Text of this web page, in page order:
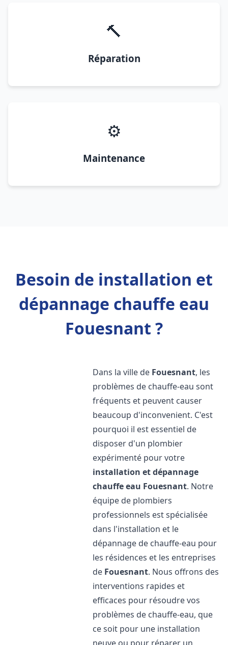
🔨
Réparation
⚙️
Maintenance
Besoin de installation et
dépannage chauffe eau
Fouesnant ?
Dans la ville de Fouesnant, les
problèmes de chauffe-eau sont
fréquents et peuvent causer
beaucoup d'inconvenient. C'est
pourquoi il est essentiel de
disposer d'un plombier
expérimenté pour votre
installation et dépannage
chauffe eau Fouesnant. Notre
équipe de plombiers
professionnels est spécialisée
dans l'installation et le
dépannage de chauffe-eau pour
les résidences et les entreprises
de Fouesnant. Nous offrons des
interventions rapides et
efficaces pour résoudre vos
problèmes de chauffe-eau, que
ce soit pour une installation